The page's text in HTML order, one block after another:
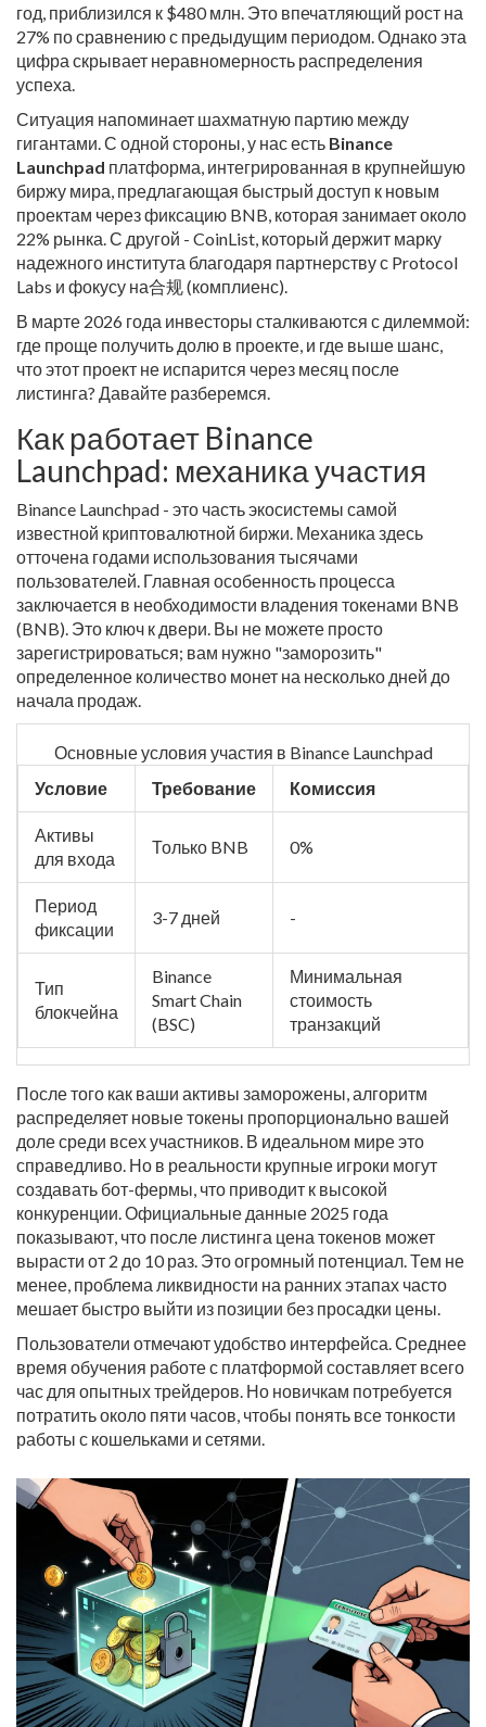
год, приблизился к $480 млн. Это впечатляющий рост на
27% по сравнению с предыдущим периодом. Однако эта
цифра скрывает неравномерность распределения
успеха.
Ситуация напоминает шахматную партию между
гигантами. С одной стороны, у нас есть Binance
Launchpad платформа, интегрированная в крупнейшую
биржу мира, предлагающая быстрый доступ к новым
проектам через фиксацию BNB которая занимает около
22% рынка. С другой - CoinList, который держит марку
надежного института благодаря партнерству с Protocol
Labs и фокусу на合规 (комплиенс).
В марте 2026 года инвесторы сталкиваются с дилеммой:
где проще получить долю в проекте, и где выше шанс,
что этот проект не испарится через месяц после
листинга? Давайте разберемся.
Как работает Binance
Launchpad: механика участия
Binance Launchpad - это часть экосистемы самой
известной криптовалютной биржи. Механика здесь
отточена годами использования тысячами
пользователей. Главная особенность процесса
заключается в необходимости владения токенами BNB
(BNB). Это ключ к двери. Вы не можете просто
зарегистрироваться; вам нужно "заморозить"
определенное количество монет на несколько дней до
начала продаж.
Основные условия участия в Binance Launchpad
Условие
Требование Комиссия
Активы
для входа
Только BNB 0%
Период
фиксации
3-7 дней -
Тип
блокчейна
Binance
Smart Chain
(BSC)
Минимальная
стоимость
транзакций
После того как ваши активы заморожены, алгоритм
распределяет новые токены пропорционально вашей
доле среди всех участников. В идеальном мире это
справедливо. Но в реальности крупные игроки могут
создавать бот-фермы, что приводит к высокой
конкуренции. Официальные данные 2025 года
показывают, что после листинга цена токенов может
вырасти от 2 до 10 раз. Это огромный потенциал. Тем не
менее, проблема ликвидности на ранних этапах часто
мешает быстро выйти из позиции без просадки цены.
Пользователи отмечают удобство интерфейса. Среднее
время обучения работе с платформой составляет всего
час для опытных трейдеров. Но новичкам потребуется
потратить около пяти часов, чтобы понять все тонкости
работы с кошельками и сетями.